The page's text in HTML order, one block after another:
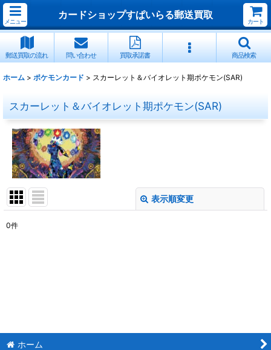
メニュー
カードショップすぱいらる郵送買取
カート
郵送買取の流れ 問い合わせ 買取承諾書 商品検索
ホーム > ポケモンカード > スカーレット＆バイオレット期ポケモン(SAR)
スカーレット＆バイオレット期ポケモン(SAR)
表示順変更
0件
ホーム